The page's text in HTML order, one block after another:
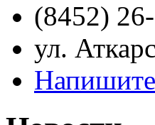
(8452)
ул.